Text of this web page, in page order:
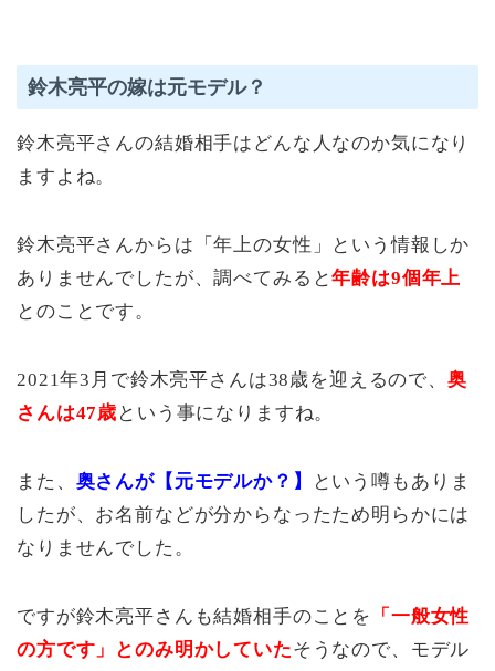
鈴木亮平の嫁は元モデル？
鈴木亮平さんの結婚相手はどんな人なのか気になり
ますよね。
鈴木亮平さんからは「年上の女性」という情報しか
ありませんでしたが、調べてみると年齢は9個年上
とのことです。
2021年3月で鈴木亮平さんは38歳を迎えるので、 奥
さんは47歳 という事になりますね。
また、 奥さんが【元モデルか？】
という噂もありま
したが、お名前などが分からなったため明らかには
なりませんでした。
ですが鈴木亮平さんも結婚相手のことを
「一般女性
の方です」とのみ明かしていたそうなので、モデル